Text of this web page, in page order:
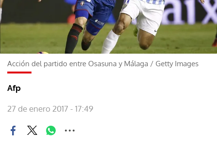
Acción del partido entre Osasuna y Málaga / Getty Images
Afp
27 de enero 2017 - 17:49